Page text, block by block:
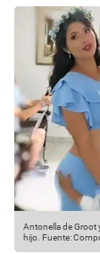
Antonella de Groot
hijo. Fuente: